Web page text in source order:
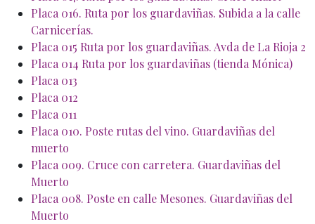
Placa 016. Ruta por los guardaviñas. Subida a la calle
Carnicerías.
Placa 015 Ruta por los guardaviñas. Avda de La Rioja 2
Placa 014 Ruta por los guardaviñas (tienda Mónica)
Placa 013
Placa 012
Placa 011
Placa 010. Poste rutas del vino. Guardaviñas del
muerto
Placa 009. Cruce con carretera. Guardaviñas del
Muerto
Placa 008. Poste en calle Mesones. Guardaviñas del
Muerto